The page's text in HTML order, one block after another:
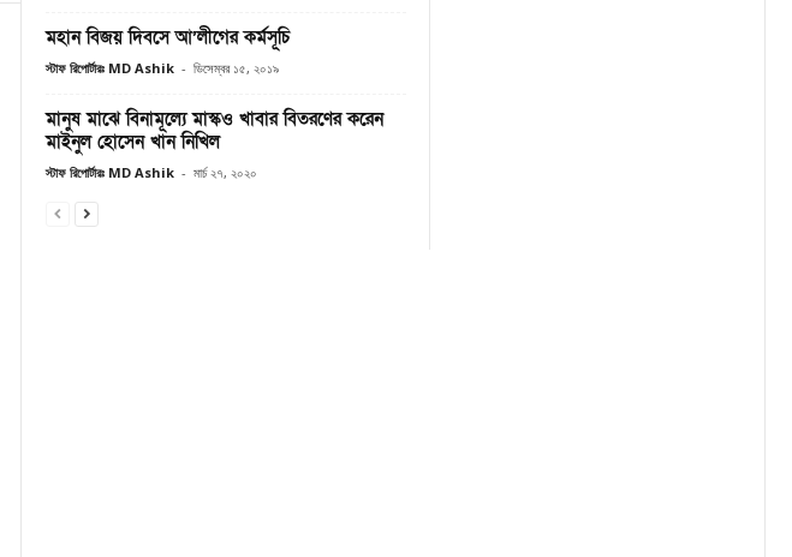
মহান বিজয় দিবসে আ’লীগের কর্মসূচি
স্টাফ রিপোর্টারঃ MD Ashik - ডিসেম্বর ১৫, ২০১৯
মানুষ মাঝে বিনামূল্যে মাস্কও খাবার বিতরণের করেন
মাইনুল হোসেন খান নিখিল
স্টাফ রিপোর্টারঃ MD Ashik - মার্চ ২৭, ২০২০